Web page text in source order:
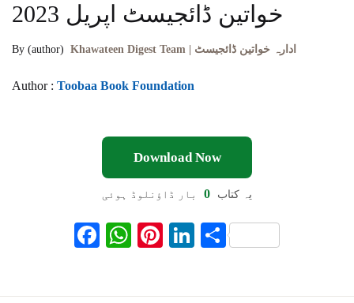
خواتین ڈائجیسٹ اپریل 2023
By (author) Khawateen Digest Team | ادارہ خواتین ڈائجیسٹ
Author : Toobaa Book Foundation
Download Now
یہ کتاب 0 بار ڈاؤنلوڈ ہوئی
F
W
Pi Li S